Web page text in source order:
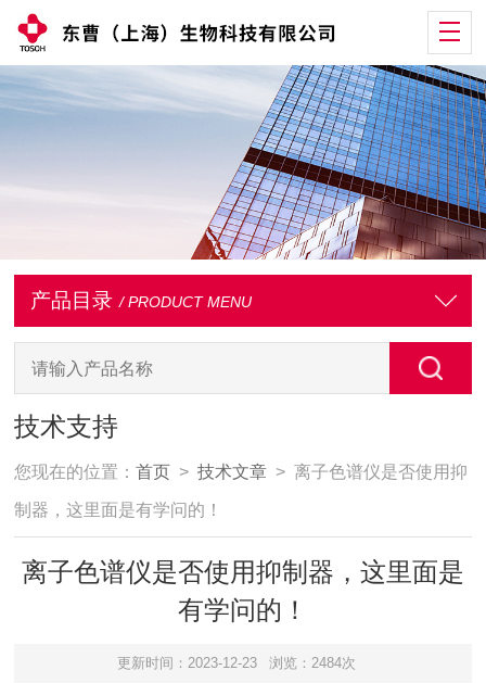
产品目录 / PRODUCT MENU
技术支持
您现在的位置：首页 >技术文章 > 离子色谱仪是否使用抑
制器，这里面是有学问的！
离子色谱仪是否使用抑制器，这里面是
有学问的！
更新时间：2023-12-23 浏览：2484次